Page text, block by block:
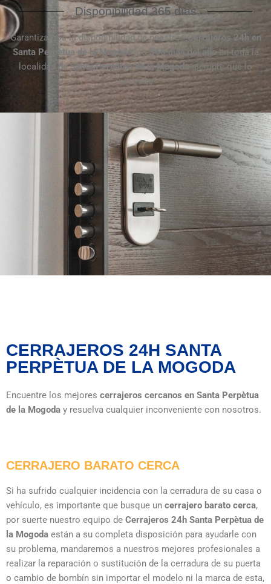
Disponibilidad 365 días
Garantizamos la disponibilidad de nuestrosCerrajeros 24h en
Santa Perpètua de la Mogodalos365 días del añoen toda la
localidad deSanta Perpètua de la Mogodasiempre que lo
necesite
CERRAJEROS 24H SANTA
PERPÈTUA DE LA MOGODA
Encuentre los mejores cerrajeros cercanos en Santa Perpètua
de la Mogoda y resuelva cualquier inconveniente con nosotros.
CERRAJERO BARATO CERCA
Si ha sufrido cualquier incidencia con la cerradura de su casa o
vehículo, es importante que busque un cerrajero barato cerca,
por suerte nuestro equipo de Cerrajeros 24h Santa Perpètua de
la Mogoda están a su completa disposición para ayudarle con
su problema, mandaremos a nuestros mejores profesionales a
realizar la reparación o sustitución de la cerradura de su puerta
o cambio de bombín sin importar el modelo ni la marca de esta,